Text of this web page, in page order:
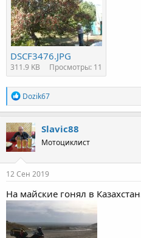
DSCF3476.JPG
311.9 KB Просмотры: 11
R
e
a
c
t
i
o
n
s
Dozik67
Slavic88
Мотоциклист
12 Сен 2019
На майские гонял в